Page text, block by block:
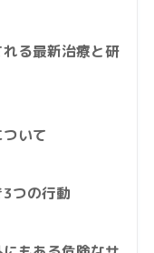
る最新治療と研
いて
つの行動